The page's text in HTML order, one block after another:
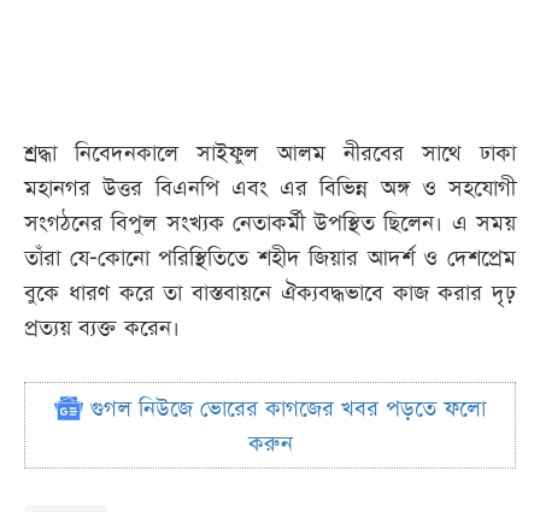
শ্রদ্ধা নিবেদনকালে সাইফুল আলম নীরবের সাথে ঢাকা
মহানগর উত্তর বিএনপি এবং এর বিভিন্ন অঙ্গ ও সহযোগী
সংগঠনের বিপুল সংখ্যক নেতাকর্মী উপস্থিত ছিলেন। এ সময়
তাঁরা যে-কোনো পরিস্থিতিতে শহীদ জিয়ার আদর্শ ও দেশপ্রেম
বুকে ধারণ করে তা বাস্তবায়নে ঐক্যবদ্ধভাবে কাজ করার দৃঢ়
প্রত্যয় ব্যক্ত করেন।
গুগল নিউজে ভোরের কাগজের খবর পড়তে ফলো
করুন